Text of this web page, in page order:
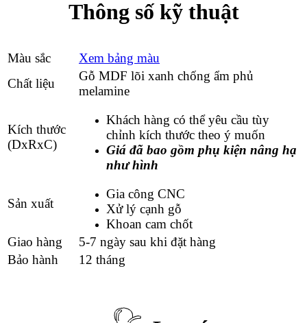
Thông số kỹ thuật
Màu sắc
Xem bảng màu
Chất liệu
Gỗ MDF lõi xanh chống ẩm phủ
melamine
Kích thước
(DxRxC)
Khách hàng có thể yêu cầu tùy
chỉnh kích thước theo ý muốn
Giá đã bao gồm phụ kiện nâng hạ
như hình
Sản xuất
Gia công CNC
Xử lý cạnh gỗ
Khoan cam chốt
Giao hàng
5-7 ngày sau khi đặt hàng
Bảo hành
12 tháng